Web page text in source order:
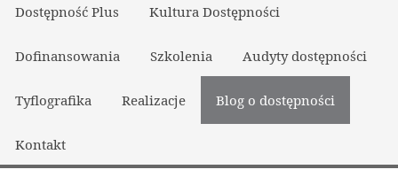
Dostępność Plus Kultura Dostępności
Dofinansowania Szkolenia Audyty dostępności
Tyflografika Realizacje Blog o dostępności
Kontakt